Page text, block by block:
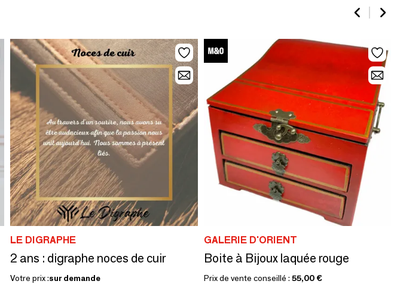
LE DIGRAPHE
2 ans : digraphe noces de cuir
Votre prix :sur demande
GALERIE D'ORIENT
Boite à Bijoux laquée rouge
Prix de vente conseillé : 55,00 €